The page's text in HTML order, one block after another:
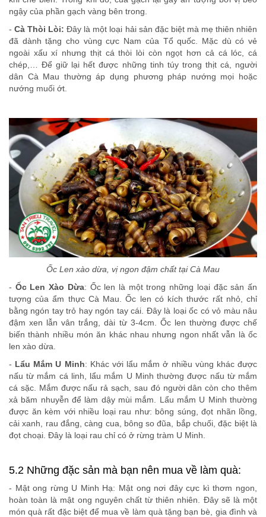
ngậy của phần gạch vàng bên trong.
- Cà Thòi Lòi: Đây là một loại hải sản đặc biệt mà mẹ thiên nhiên
đã dành tặng cho vùng cực Nam của Tổ quốc. Mặc dù có vẻ
ngoài xấu xí nhưng thịt cá thòi lòi còn ngọt hơn cả cá lóc, cá
chép,… Để giữ lại hết được những tinh túy trong thịt cá, người
dân Cà Mau thường áp dụng phương pháp nướng mọi hoặc
nướng muối ớt.
Ốc Len xào dừa, vị ngon đậm chất tại Cà Mau
- Ốc Len Xào Dừa: Ốc len là một trong những loại đặc sản ấn
tượng của ẩm thực Cà Mau. Ốc len có kích thước rất nhỏ, chỉ
bằng ngón tay trỏ hay ngón tay cái. Đây là loại ốc có vỏ màu nâu
đậm xen lẫn vân trắng, dài từ 3-4cm. Ốc len thường được chế
biến thành nhiều món ăn khác nhau nhưng ngon nhất vẫn là ốc
len xào dừa.
- Lẩu Mắm U Minh: Khác với lẩu mắm ở nhiều vùng khác được
nấu từ mắm cá linh, lẩu mắm U Minh thường được nấu từ mắm
cá sặc. Mắm được nấu rả sạch, sau đó người dân còn cho thêm
xả băm nhuyễn để làm dậy mùi mắm. Lẩu mắm U Minh thường
được ăn kèm với nhiều loại rau như: bông súng, đọt nhãn lồng,
cải xanh, rau đắng, càng cua, bông so đũa, bắp chuối, đặc biệt là
đọt choại. Đây là loại rau chỉ có ở rừng tràm U Minh.
5.2 Những đặc sản mà bạn nên mua về làm quà:
- Mật ong rừng U Minh Hạ: Mật ong nơi đây cực kì thơm ngon,
hoàn toàn là mật ong nguyên chất từ thiên nhiên. Đây sẽ là một
món quà rất đặc biệt để mua về làm quà tặng bạn bè, gia đình và